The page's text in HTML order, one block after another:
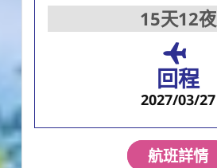
15天12夜
回程
2027/03/27
航班詳情